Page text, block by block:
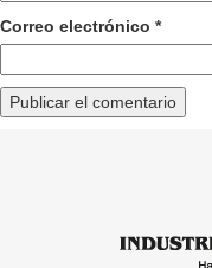
Correo electrónico *